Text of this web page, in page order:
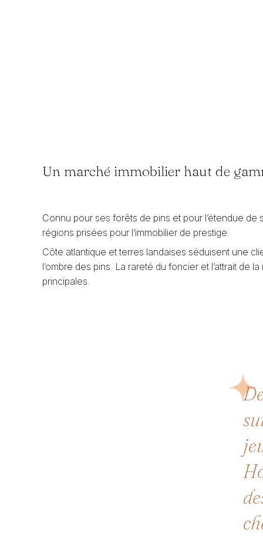
Un marché immobilier haut de
Connu pour ses forêts de pins et pour l’étendue
régions prisées pour l’immobilier de prestige.
Côte atlantique et terres landaises séduisent une
l’ombre des pins. La rareté du foncier et l’attrait
principales.